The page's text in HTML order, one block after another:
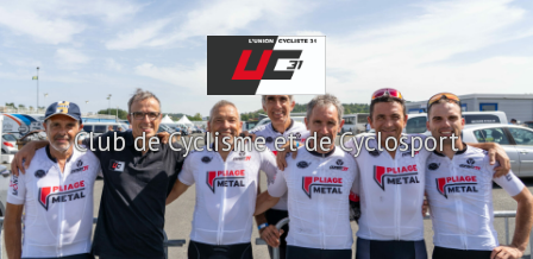
r
a
u
c
o
n
Club de Cyclisme et de Cyclosport